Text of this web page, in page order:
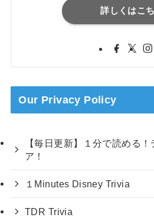
詳しくはこ
Our Privacy Policy
【毎日更新】１分で読める
ア！
１Minutes Disney Trivia
TDR Trivia